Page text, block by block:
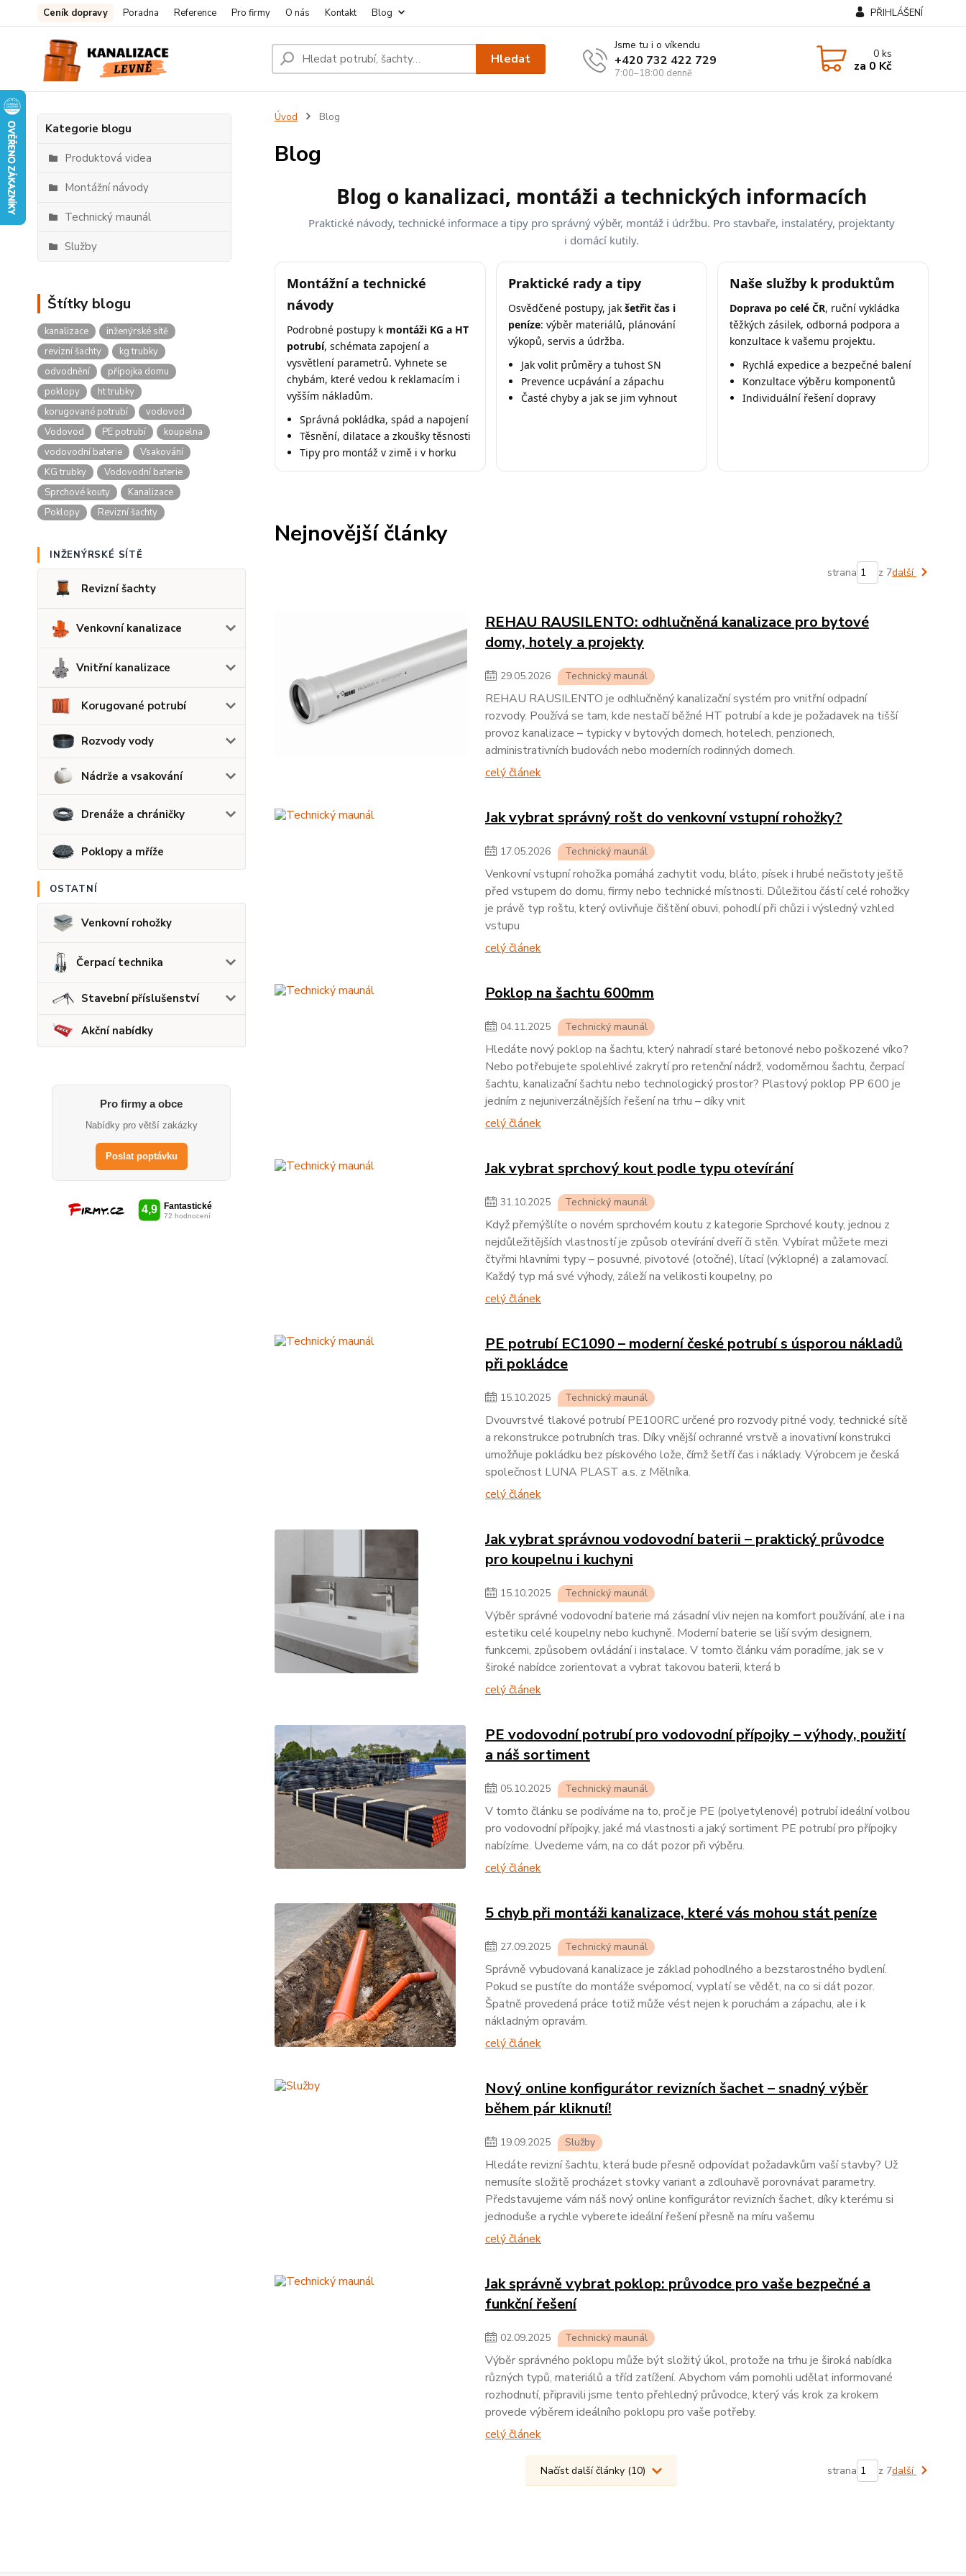
Ceník dopravy Poradna Reference Pro firmy O nás Kontakt Blog PŘIHLÁŠENÍ
Hledat
Jsme tu i o víkendu
+420 732 422 729
7:00–18:00 denně
0ks
za 0 Kč
Kategorie blogu
Produktová videa
Montážní návody
Technický maunál
Služby
Štítky blogu
kanalizace
inženýrské sítě
revizní šachty
kg trubky
odvodnění
přípojka domu
poklopy
ht trubky
korugované potrubí
vodovod
Vodovod
PE potrubí
koupelna
vodovodní baterie
Vsakování
KG trubky
Vodovodní baterie
Sprchové kouty
Kanalizace
Poklopy
Revizní šachty
INŽENÝRSKÉ SÍTĚ
Revizní šachty
Venkovní kanalizace
Vnitřní kanalizace
Korugované potrubí
Rozvody vody
Nádrže a vsakování
Drenáže a chráničky
Poklopy a mříže
OSTATNÍ
Venkovní rohožky
Čerpací technika
Stavební příslušenství
Akční nabídky
Pro firmy a obce
Nabídky pro větší zakázky
Poslat poptávku
Úvod Blog
Blog
Blog o kanalizaci, montáži a technických informacích
Praktické návody, technické informace a tipy pro správný výběr, montáž i údržbu. Pro stavbaře, instalatéry, projektanty
i domácí kutily.
Montážní a technické
návody
Podrobné postupy k montáži KG a HT
potrubí, schémata zapojení a
vysvětlení parametrů. Vyhnete se
chybám, které vedou k reklamacím i
vyšším nákladům.
Správná pokládka, spád a napojení
Těsnění, dilatace a zkoušky těsnosti
Tipy pro montáž v zimě i v horku
Praktické rady a tipy
Osvědčené postupy, jak šetřit čas i
peníze: výběr materiálů, plánování
výkopů, servis a údržba.
Jak volit průměry a tuhost SN
Prevence ucpávání a zápachu
Časté chyby a jak se jim vyhnout
Naše služby k produktům
Doprava po celé ČR, ruční vykládka
těžkých zásilek, odborná podpora a
konzultace k vašemu projektu.
Rychlá expedice a bezpečné balení
Konzultace výběru komponentů
Individuální řešení dopravy
Nejnovější články
strana z 7další
REHAU RAUSILENTO: odhlučněná kanalizace pro bytové
domy, hotely a projekty
29.05.2026 Technický maunál
REHAU RAUSILENTO je odhlučněný kanalizační systém pro vnitřní odpadní
rozvody. Používá se tam, kde nestačí běžné HT potrubí a kde je požadavek na tišší
provoz kanalizace – typicky v bytových domech, hotelech, penzionech,
administrativních budovách nebo moderních rodinných domech.
celý článek
Jak vybrat správný rošt do venkovní vstupní rohožky?
17.05.2026 Technický maunál
Venkovní vstupní rohožka pomáhá zachytit vodu, bláto, písek i hrubé nečistoty ještě
před vstupem do domu, firmy nebo technické místnosti. Důležitou částí celé rohožky
je právě typ roštu, který ovlivňuje čištění obuvi, pohodlí při chůzi i výsledný vzhled
vstupu
celý článek
Poklop na šachtu 600mm
04.11.2025 Technický maunál
Hledáte nový poklop na šachtu, který nahradí staré betonové nebo poškozené víko?
Nebo potřebujete spolehlivé zakrytí pro retenční nádrž, vodoměrnou šachtu, čerpací
šachtu, kanalizační šachtu nebo technologický prostor? Plastový poklop PP 600 je
jedním z nejuniverzálnějších řešení na trhu – díky vnit
celý článek
Jak vybrat sprchový kout podle typu otevírání
31.10.2025 Technický maunál
Když přemýšlíte o novém sprchovém koutu z kategorie Sprchové kouty, jednou z
nejdůležitějších vlastností je způsob otevírání dveří či stěn. Vybírat můžete mezi
čtyřmi hlavními typy – posuvné, pivotové (otočné), lítací (výklopné) a zalamovací.
Každý typ má své výhody, záleží na velikosti koupelny, po
celý článek
PE potrubí EC1090 – moderní české potrubí s úsporou nákladů
při pokládce
15.10.2025 Technický maunál
Dvouvrstvé tlakové potrubí PE100RC určené pro rozvody pitné vody, technické sítě
a rekonstrukce potrubních tras. Díky vnější ochranné vrstvě a inovativní konstrukci
umožňuje pokládku bez pískového lože, čímž šetří čas i náklady. Výrobcem je česká
společnost LUNA PLAST a.s. z Mělníka.
celý článek
Jak vybrat správnou vodovodní baterii – praktický průvodce
pro koupelnu i kuchyni
15.10.2025 Technický maunál
Výběr správné vodovodní baterie má zásadní vliv nejen na komfort používání, ale i na
estetiku celé koupelny nebo kuchyně. Moderní baterie se liší svým designem,
funkcemi, způsobem ovládání i instalace. V tomto článku vám poradíme, jak se v
široké nabídce zorientovat a vybrat takovou baterii, která b
celý článek
PE vodovodní potrubí pro vodovodní přípojky – výhody, použití
a náš sortiment
05.10.2025 Technický maunál
V tomto článku se podíváme na to, proč je PE (polyetylenové) potrubí ideální volbou
pro vodovodní přípojky, jaké má vlastnosti a jaký sortiment PE potrubí pro přípojky
nabízíme. Uvedeme vám, na co dát pozor při výběru.
celý článek
5 chyb při montáži kanalizace, které vás mohou stát peníze
27.09.2025 Technický maunál
Správně vybudovaná kanalizace je základ pohodlného a bezstarostného bydlení.
Pokud se pustíte do montáže svépomocí, vyplatí se vědět, na co si dát pozor.
Špatně provedená práce totiž může vést nejen k poruchám a zápachu, ale i k
nákladným opravám.
celý článek
Nový online konfigurátor revizních šachet – snadný výběr
během pár kliknutí!
19.09.2025 Služby
Hledáte revizní šachtu, která bude přesně odpovídat požadavkům vaší stavby? Už
nemusíte složitě procházet stovky variant a zdlouhavě porovnávat parametry.
Představujeme vám náš nový online konfigurátor revizních šachet, díky kterému si
jednoduše a rychle vyberete ideální řešení přesně na míru vašemu
celý článek
Jak správně vybrat poklop: průvodce pro vaše bezpečné a
funkční řešení
02.09.2025 Technický maunál
Výběr správného poklopu může být složitý úkol, protože na trhu je široká nabídka
různých typů, materiálů a tříd zatížení. Abychom vám pomohli udělat informované
rozhodnutí, připravili jsme tento přehledný průvodce, který vás krok za krokem
provede výběrem ideálního poklopu pro vaše potřeby.
celý článek
Načíst další články (10) strana z 7další